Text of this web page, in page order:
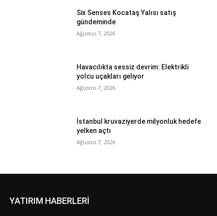
Six Senses Kocataş Yalısı satış
gündeminde
Ağustos 7, 2026
Havacılıkta sessiz devrim: Elektrikli
yolcu uçakları geliyor
Ağustos 7, 2026
İstanbul kruvaziyerde milyonluk hedefe
yelken açtı
Ağustos 7, 2026
YATIRIM HABERLERİ